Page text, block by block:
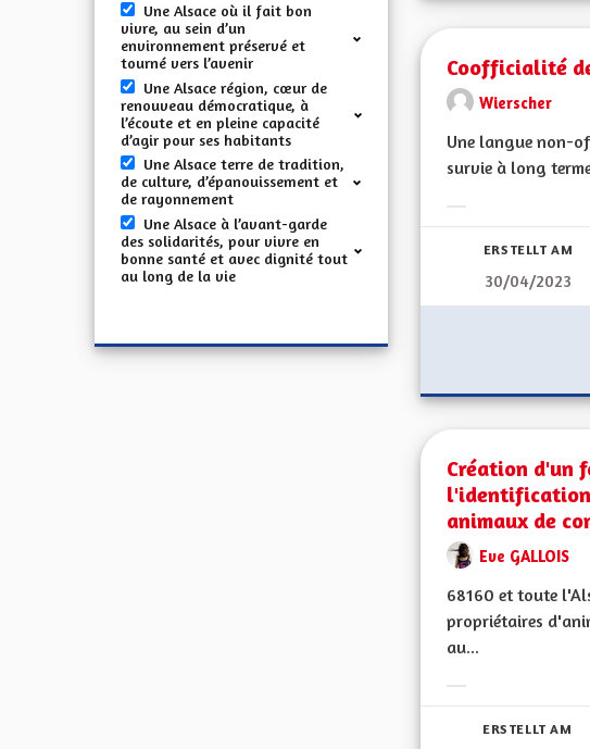
Une Alsace où il fait bon
vivre, au sein d’un
environnement préservé et
tourné vers l’avenir
Une Alsace région, cœur de
renouveau démocratique, à
l’écoute et en pleine capacité
d’agir pour ses habitants
Une Alsace terre de tradition,
de culture, d’épanouissement et
de rayonnement
Une Alsace à l’avant-garde
des solidarités, pour vivre en
bonne santé et avec dignité tout
au long de la vie
Coofficialité
Wierscher
Une langue non-
survie à long
ERSTELLT AM
30/04/2023
Création d'un
animaux de
Eve GALLOIS
68160 et toute
propriétaires
au...
ERSTELLT AM